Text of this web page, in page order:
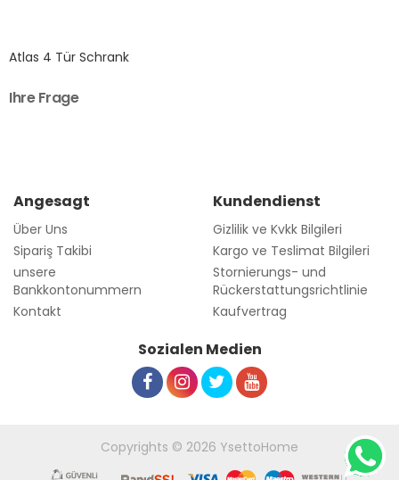
Atlas 4 Tür Schrank
Ihre Frage
Angesagt
Über Uns
Sipariş Takibi
unsere
Bankkontonummern
Kontakt
Kundendienst
Gizlilik ve Kvkk Bilgileri
Kargo ve Teslimat Bilgileri
Stornierungs- und
Rückerstattungsrichtlinie
Kaufvertrag
Sozialen Medien
Copyrights © 2026 YsettoHome